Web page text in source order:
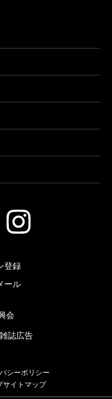
登録
ール
会
誌広告
シーポリシー
サイトマップ